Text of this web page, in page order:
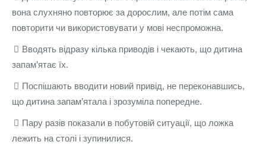
вона слухняно повторює за дорослим, але потім сама
повторити чи використовувати у мові неспроможна.
Вводять відразу кілька приводів і чекають, що дитина
запам’ятає їх.
Поспішають вводити новий привід, не переконавшись,
що дитина запам’ятала і зрозуміла попередне.
Пару разів показали в побутовій ситуації, що ложка
лежить на столі і зупинилися.